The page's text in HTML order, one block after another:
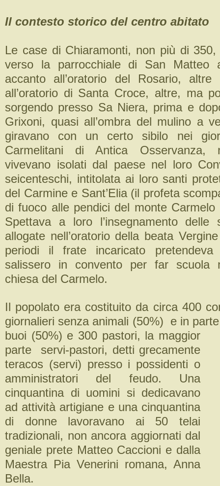
Il contesto storico del centro abitato
Le case di Chiaramonti, non più di 350,
verso la parrocchiale di San Matteo
accanto all’oratorio del Rosario, altre
all’oratorio di Santa Croce, altre, ma
sorgendo presso Sa Niera, prima e
Grixoni, quasi all’ombra del mulino a
giravano con un certo sibilo nei
Carmelitani di Antica Osservanza,
vivevano isolati dal paese nel loro
seicenteschi, intitolata ai loro santi
del Carmine e Sant’Elia (il profeta
di fuoco alle pendici del monte
Spettava a loro l’insegnamento delle
allogate nell’oratorio della beata
periodi il frate incaricato
salissero in convento per far scuola
chiesa del Carmelo.
Il popolato era costituito da circa 400
giornalieri senza animali (50%) e in
buoi (50%) e 300 pastori, la maggior
parte servi-pastori, detti grecamente
teracos (servi) presso i possidenti o
amministratori del feudo. Una
cinquantina di uomini si dedicavano
ad attività artigiane e una cinquantina
di donne lavoravano ai 50 telai
tradizionali, non ancora aggiornati dal
geniale prete Matteo Caccioni e dalla
Maestra Pia Venerini romana, Anna
Bella.